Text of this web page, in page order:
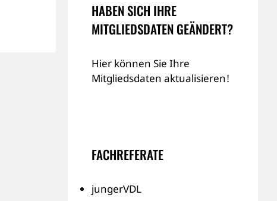
HABEN SICH IHRE
MITGLIEDSDATEN GEÄNDERT?
Hier können Sie Ihre
Mitgliedsdaten aktualisieren!
FACHREFERATE
jungerVDL